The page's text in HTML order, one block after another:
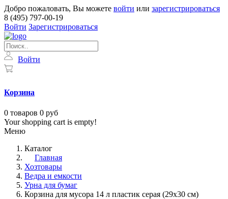
Добро пожаловать, Вы можете войти или зарегистрироваться
8 (495) 797-00-19
Войти Зарегистрироваться
Войти
Корзина
0 товаров 0 руб
Your shopping cart is empty!
Меню
Каталог
Главная
Хозтовары
Ведра и емкости
Урна для бумаг
Корзина для мусора 14 л пластик серая (29х30 см)